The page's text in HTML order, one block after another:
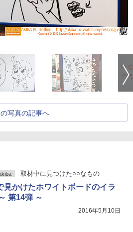
の写真の記事へ
取材中に見つけた○○なもの
見かけたホワイトボードのイラ
第14弾 ～
2016年5月10日